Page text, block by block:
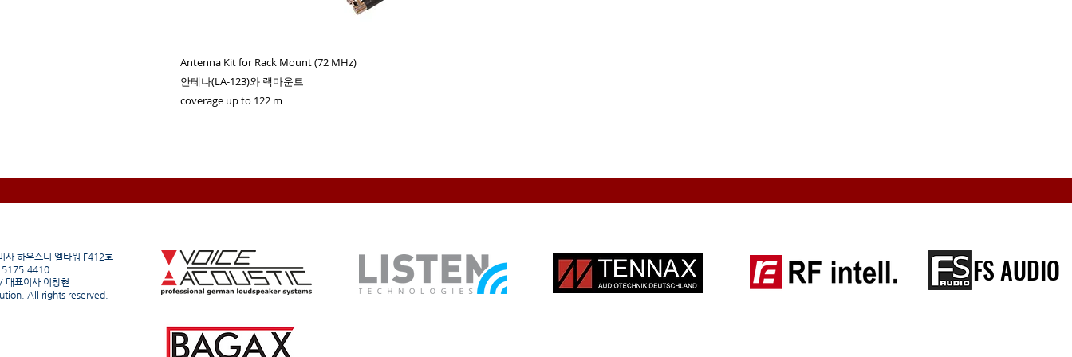
Antenna Kit for Rack Mount (72 MHz)
안테나(LA-123)와 랙마운트
coverage up to 122 m
사 하우스디 엘타워 F412호
4410
표이사 이창현
All rights reserved.
FS AUDIO